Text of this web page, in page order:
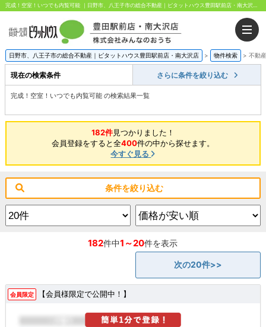
日野市、八王子市の総合不動産｜ピタットハウス豊田駅前店・南大沢店 > 物件検索 > 不動
現在の検索条件 さらに条件を絞り込む
完成！空室！いつでも内覧可能 の検索結果一覧
182件見つかりました！
会員登録をすると全400件の中から探せます。
今すぐ見る
条件を絞り込む
182件中1～20件を表示
次の20件>>
会員限定 【会員様限定で公開中！】